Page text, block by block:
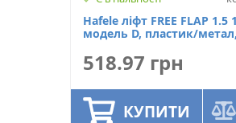
Hafele ліфт FREE FLAP 1.5
модель D, пластик/
518.97 грн
КУПИТИ